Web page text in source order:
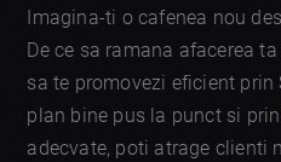
Imagina-ti o cafenea nou
De ce sa ramana afacerea
sa te promovezi eficient prin
plan bine pus la punct si prin
adecvate, poti atrage clienti